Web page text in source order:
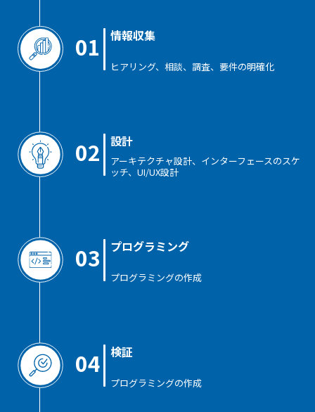
01 情報収集
ヒアリング、相談、調査、要件の明確化
02 設計
アーキテクチャ設計、インターフェースのスケ
ッチ、UI/UX設計
03 プログラミング
プログラミングの作成
04 検証
プログラミングの作成